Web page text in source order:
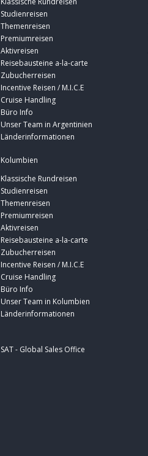
Studienreisen
Themenreisen
Premiumreisen
Aktivreisen
Reisebausteine a-la-carte
Zubucherreisen
Incentive Reisen / M.I.C.E
Cruise Handling
Büro Info
Unser Team in Argentinien
Länderinformationen
Kolumbien
Klassische Rundreisen
Studienreisen
Themenreisen
Premiumreisen
Aktivreisen
Reisebausteine a-la-carte
Zubucherreisen
Incentive Reisen / M.I.C.E
Cruise Handling
Büro Info
Unser Team in Kolumbien
Länderinformationen
SAT - Global Sales Office